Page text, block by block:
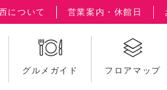
について 営業案内・休館日
グルメガイド フロアマップ